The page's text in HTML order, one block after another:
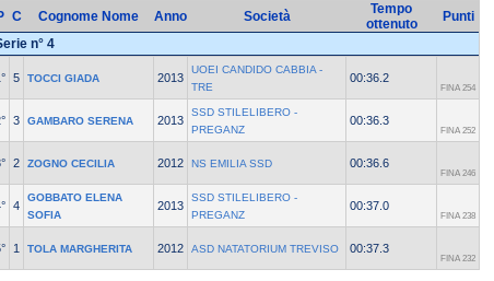
C Cognome Nome Anno Società
Tempo
ottenuto
Punti
n° 4
5 TOCCI GIADA 2013
UOEI CANDIDO CABBIA -
TRE
00:36.2
FINA 254
3 GAMBARO SERENA 2013
SSD STILELIBERO -
PREGANZ
00:36.3
FINA 252
2 ZOGNO CECILIA 2012 NS EMILIA SSD 00:36.6
FINA 246
4
GOBBATO ELENA
SOFIA
2013
SSD STILELIBERO -
PREGANZ
00:37.0
FINA 238
1 TOLA MARGHERITA 2012 ASD NATATORIUM TREVISO 00:37.3
FINA 232